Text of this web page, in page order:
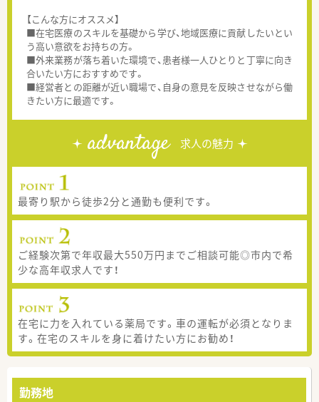
【こんな方にオススメ】
■在宅医療のスキルを基礎から学び、地域医療に貢献したいとい
う高い意欲をお持ちの方。
■外来業務が落ち着いた環境で、患者様一人ひとりと丁寧に向き
合いたい方におすすめです。
■経営者との距離が近い職場で、自身の意見を反映させながら働
きたい方に最適です。
advantage 求人の魅力
最寄り駅から徒歩2分と通勤も便利です。
ご経験次第で年収最大550万円までご相談可能◎市内で希
少な高年収求人です！
在宅に力を入れている薬局です。車の運転が必須となりま
す。在宅のスキルを身に着けたい方にお勧め！
勤務地